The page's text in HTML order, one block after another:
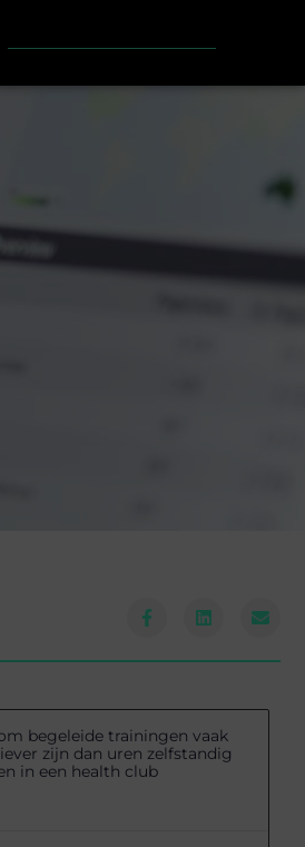
begeleide trainingen vaak
zijn dan uren zelfstandig
in een health club